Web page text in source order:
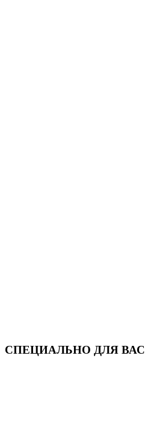
СПЕЦИАЛЬНО ДЛЯ ВАС